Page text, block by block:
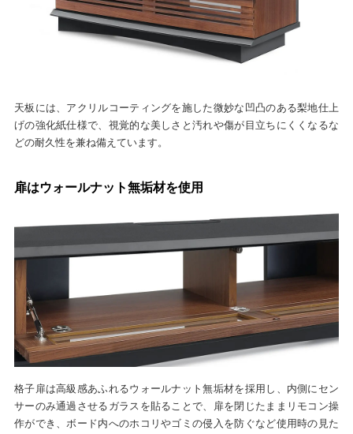
天板には、アクリルコーティングを施した微妙な凹凸のある梨地仕上
げの強化紙仕様で、視覚的な美しさと汚れや傷が目立ちにくくなるな
どの耐久性を兼ね備えています。
扉はウォールナット無垢材を使用
格子扉は高級感あふれるウォールナット無垢材を採用し、内側にセン
サーのみ通過させるガラスを貼ることで、扉を閉じたままリモコン操
作ができ、ボード内へのホコリやゴミの侵入を防ぐなど使用時の見た